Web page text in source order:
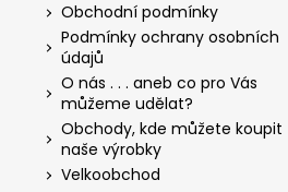
Obchodní podmínky
Podmínky ochrany osobních
údajů
O nás . . . aneb co pro Vás
můžeme udělat?
Obchody, kde můžete koupit
naše výrobky
Velkoobchod